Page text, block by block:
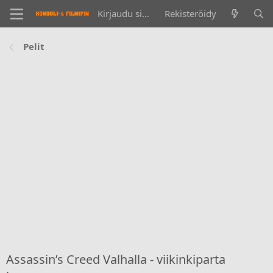
Kirjaudu sisään Rekisteröidy
Pelit
Assassin’s Creed Valhalla - viikinkiparta